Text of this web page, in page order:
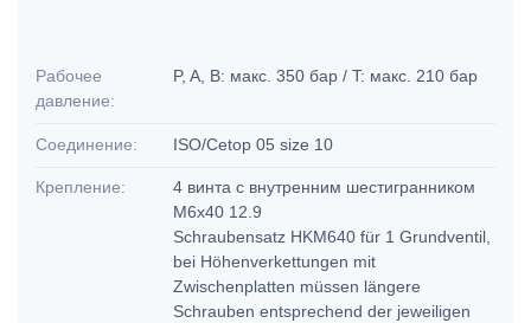
Рабочее
давление:
P, A, B: макс. 350 бар / T: макс. 210 бар
Соединение: ISO/Cetop 05 size 10
Крепление:
4 винта с внутренним шестигранником
М6х40 12.9
Schraubensatz HKM640 für 1 Grundventil,
bei Höhenverkettungen mit
Zwischenplatten müssen längere
Schrauben entsprechend der jeweiligen